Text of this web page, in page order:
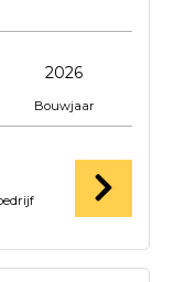
2026
Bouwjaar